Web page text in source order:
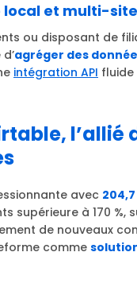
local et multi-
ou disposant de
agréger des
intégration API fluide
l’allié
avec
supérieure à 170
de nouveaux
comme